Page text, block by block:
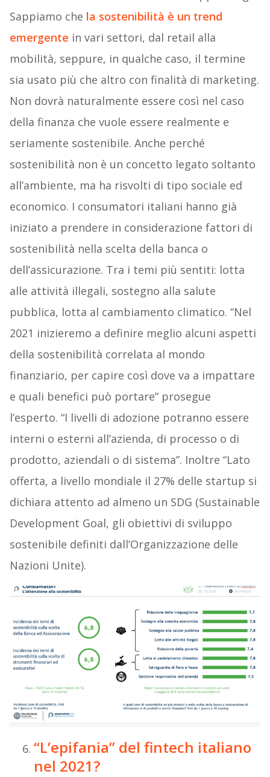
Sappiamo che la sostenibilità è un trend
emergente in vari settori, dal retail alla
mobilità, seppure, in qualche caso, il termine
sia usato più che altro con finalità di marketing.
Non dovrà naturalmente essere così nel caso
della finanza che vuole essere realmente e
seriamente sostenibile. Anche perché
sostenibilità non è un concetto legato soltanto
all’ambiente, ma ha risvolti di tipo sociale ed
economico. I consumatori italiani hanno già
iniziato a prendere in considerazione fattori di
sostenibilità nella scelta della banca o
dell’assicurazione. Tra i temi più sentiti: lotta
alle attività illegali, sostegno alla salute
pubblica, lotta al cambiamento climatico. “Nel
2021 inizieremo a definire meglio alcuni aspetti
della sostenibilità correlata al mondo
finanziario, per capire così dove va a impattare
e quali benefici può portare” prosegue
l’esperto. “I livelli di adozione potranno essere
interni o esterni all’azienda, di processo o di
prodotto, aziendali o di sistema”. Inoltre “Lato
offerta, a livello mondiale il 27% delle startup si
dichiara attento ad almeno un SDG (Sustainable
Development Goal, gli obiettivi di sviluppo
sostenibile definiti dall’Organizzazione delle
Nazioni Unite).
“L’epifania” del fintech italiano
nel 2021?